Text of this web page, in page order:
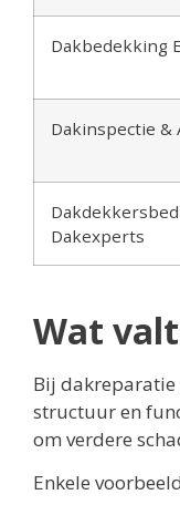
Dakbedekking
Dakinspectie &
Dakexperts
Wat
Bij dakreparatie
structuur en
om verdere
Enkele